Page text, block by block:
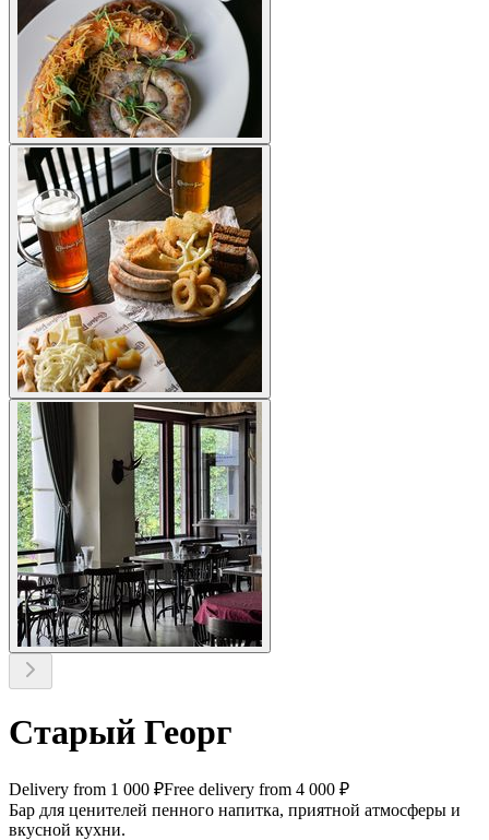
Старый Георг
Delivery from 1 000 ₽Free delivery from 4 000 ₽
Бар для ценителей пенного напитка, приятной атмосферы и
вкусной кухни.